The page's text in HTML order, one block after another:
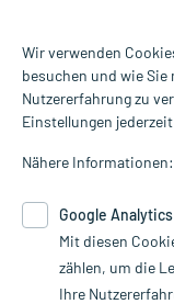
Alle Preise gelten inkl.
Informationen auf
die Untersuchung
Therapien eingeleitet
Google Analytics.
unserer
nutzen Sie das
Wir verwenden
besuchen und wie
Nutzererfahrung zu
Einstellungen
Nähere Informationen:
Google Analytics
Mit diesen
zählen, um die
Ihre